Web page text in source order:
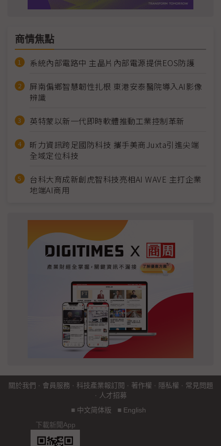
商情焦點
系統內部電路中 主晶片內部電源提供EOS防護
屏南偏鄉智慧韌性扎根 東港安泰醫院導入AI影像
辨識
英特蒙以新一代即時軟體推動工業控制革新
昕力資訊跨足國防科技 攜手美商Juxta引進尖端
全域定位科技
台科大育成新創虎智科技亮相AI WAVE 主打企業
地端AI商用
關於我們 · 會員服務 · 科技產業報訂閱 · 著作權 · 隱私權 · 常見問題
· 人才招募
■ 中文简体版 ■ English
下載新聞App